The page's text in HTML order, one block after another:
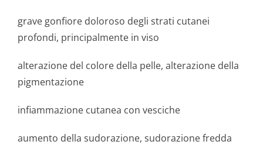
grave gonfiore doloroso degli strati cutanei
profondi, principalmente in viso
alterazione del colore della pelle, alterazione della
pigmentazione
infiammazione cutanea con vesciche
aumento della sudorazione, sudorazione fredda